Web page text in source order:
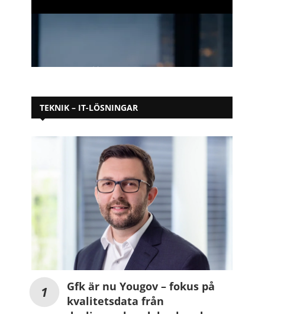
TEKNIK – IT-LÖSNINGAR
Gfk är nu Yougov – fokus på
kvalitetsdata från